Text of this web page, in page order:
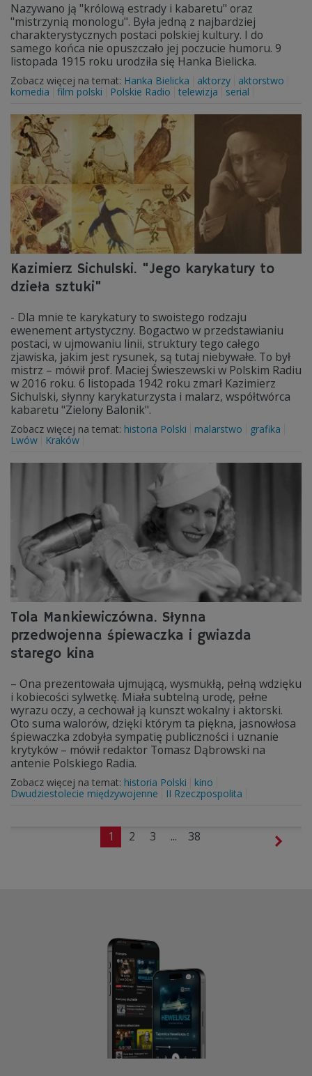
Nazywano ją "królową estrady i kabaretu" oraz
"mistrzynią monologu". Była jedną z najbardziej
charakterystycznych postaci polskiej kultury. I do
samego końca nie opuszczało jej poczucie humoru. 9
listopada 1915 roku urodziła się Hanka Bielicka.
Zobacz więcej na temat: Hanka Bielicka aktorzy
aktorstwo
komedia
film polski Polskie Radio telewizja serial
Kazimierz Sichulski. "Jego karykatury to
dzieła sztuki"
- Dla mnie te karykatury to swoistego rodzaju
ewenement artystyczny. Bogactwo w przedstawianiu
postaci, w ujmowaniu linii, struktury tego całego
zjawiska, jakim jest rysunek, są tutaj niebywałe. To był
mistrz – mówił prof. Maciej Świeszewski w Polskim Radiu
w 2016 roku. 6 listopada 1942 roku zmarł Kazimierz
Sichulski, słynny karykaturzysta i malarz, współtwórca
kabaretu "Zielony Balonik".
Zobacz więcej na temat: historia Polski malarstwo
grafika
Lwów
Kraków
Tola Mankiewiczówna. Słynna
przedwojenna śpiewaczka i gwiazda
starego kina
– Ona prezentowała ujmującą, wysmukłą, pełną wdzięku
i kobiecości sylwetkę. Miała subtelną urodę, pełne
wyrazu oczy, a cechował ją kunszt wokalny i aktorski.
Oto suma walorów, dzięki którym ta piękna, jasnowłosa
śpiewaczka zdobyła sympatię publiczności i uznanie
krytyków – mówił redaktor Tomasz Dąbrowski na
antenie Polskiego Radia.
Zobacz więcej na temat: historia Polski
kino
Dwudziestolecie międzywojenne
II Rzeczpospolita
1 2 3 ... 38